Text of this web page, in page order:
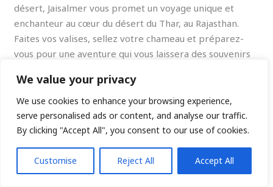
We value your privacy
We use cookies to enhance your browsing experience,
serve personalised ads or content, and analyse our traffic.
By clicking "Accept All", you consent to our use of cookies.
Customise Reject All Accept All
désert, Jaisalmer vous promet un voyage unique et
enchanteur au cœur du désert du Thar, au Rajasthan.
Faites vos valises, sellez votre chameau et préparez-
vous pour une aventure qui vous laissera des souvenirs
Lire la suite »
À
découverte